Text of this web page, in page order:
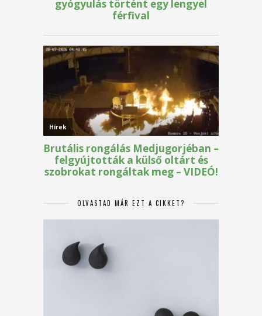
OLVASTAD MÁR EZT A CIKKET?